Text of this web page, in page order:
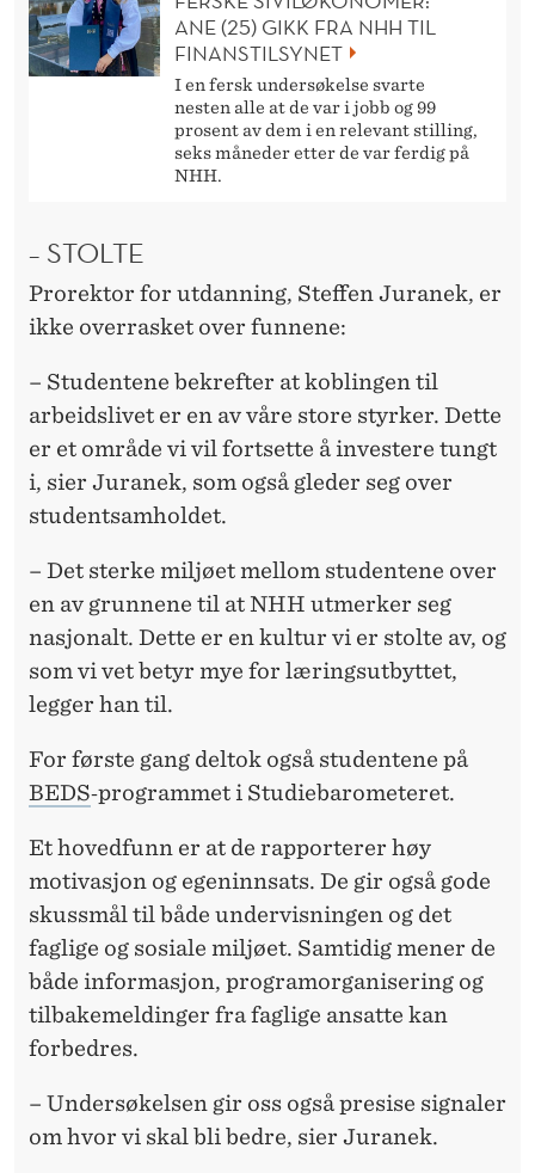
ANE (25) GIKK FRA NHH TIL
FINANSTILSYNET
I en fersk undersøkelse svarte
nesten alle at de var i jobb og 99
prosent av dem i en relevant stilling,
seks måneder etter de var ferdig på
NHH.
– STOLTE
Prorektor for utdanning, Steffen Juranek, er
ikke overrasket over funnene:
– Studentene bekrefter at koblingen til
arbeidslivet er en av våre store styrker. Dette
er et område vi vil fortsette å investere tungt
i, sier Juranek, som også gleder seg over
studentsamholdet.
– Det sterke miljøet mellom studentene over
en av grunnene til at NHH utmerker seg
nasjonalt. Dette er en kultur vi er stolte av, og
som vi vet betyr mye for læringsutbyttet,
legger han til.
For første gang deltok også studentene på
BEDS‑programmet i Studiebarometeret.
Et hovedfunn er at de rapporterer høy
motivasjon og egeninnsats. De gir også gode
skussmål til både undervisningen og det
faglige og sosiale miljøet. Samtidig mener de
både informasjon, programorganisering og
tilbakemeldinger fra faglige ansatte kan
forbedres.
– Undersøkelsen gir oss også presise signaler
om hvor vi skal bli bedre, sier Juranek.